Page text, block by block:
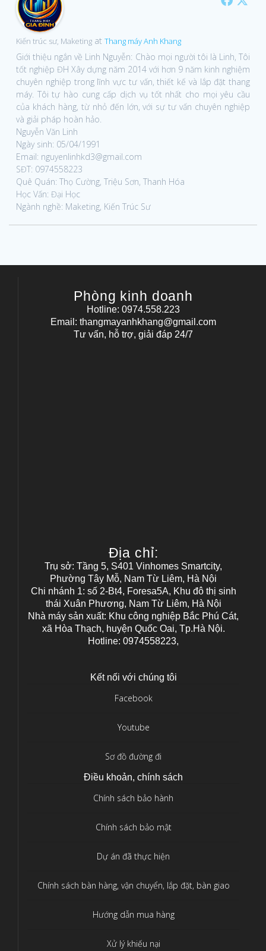
Kiến trúc sư, Maketing at Thang máy Anh Khang
Giới thiệu ngắn về Linh Nguyễn: Chào mọi người tôi là Linh, Tôi
tốt nghiệp ĐH Xây dựng năm 2014 với hơn 9 năm kinh nghiệm
chuyên nghiệp trong lĩnh vực tư vấn, thiết kế và lắp đặt thang
máy. Tôi tự hào cung cấp dịch vụ tốt nhất cho mọi yêu cầu
của khách hàng, từ nhỏ đến lớn, với sự tư vấn chuyên nghiệp
và giải pháp hoàn hảo.
Nguyễn Văn Linh
Ngày sinh: 05/04/1991
Email: nguyenlinhkd3@gmail.com
SĐT: 0974558223
Quê Quán: Thọ Cường, Triệu Sơn, Thanh Hóa
Học Vấn: Đại Học
Ngành nghề: Maketing, Kiến Trúc Sư
Phòng kinh doanh
Hotline: 0974.558.223
Email: thangmayanhkhang@gmail.com
Tư vấn, hỗ trợ, giải đáp 24/7
Địa chỉ:
Trụ sở: Tầng 5, S401 Vinhomes Smartcity,
Phường Tây Mỗ, Nam Từ Liêm, Hà Nội
Chi nhánh 1: số 2-Bt4, Foresa5A, Khu đô thị sinh
thái Xuân Phương, Nam Từ Liêm, Hà Nội
Nhà máy sản xuất: Khu công nghiệp Bắc Phú Cát,
xã Hòa Thạch, huyện Quốc Oai, Tp.Hà Nội.
Hotline: 0974558223,
Kết nối với chúng tôi
Facebook
Youtube
Sơ đồ đường đi
Điều khoản, chính sách
Chính sách bảo hành
Chính sách bảo mật
Dự án đã thực hiện
Chính sách bàn hàng, vận chuyển, lắp đặt, bàn giao
Hướng dẫn mua hàng
Xử lý khiếu nại